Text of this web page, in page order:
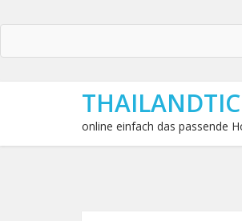
online einfach das passende